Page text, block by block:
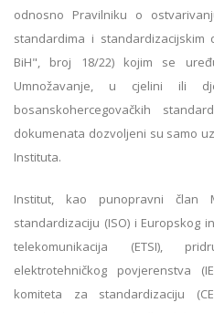
odnosno Pravilniku o
standardima i standardizacijskim
BiH", broj 18/22) kojim se
Umnožavanje, u cjelini ili
bosanskohercegovačkih
dokumenata dozvoljeni su samo
Instituta.
Institut, kao punopravni član
standardizaciju (ISO) i Europskog
telekomunikacija (ETSI),
elektrotehničkog povjerenstva
komiteta za standardizaciju